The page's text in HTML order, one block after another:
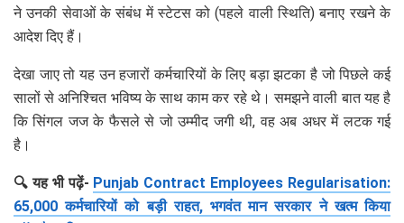
ने उनकी सेवाओं के संबंध में स्टेटस को (पहले वाली स्थिति) बनाए रखने के
आदेश दिए हैं।
देखा जाए तो यह उन हजारों कर्मचारियों के लिए बड़ा झटका है जो पिछले कई
सालों से अनिश्चित भविष्य के साथ काम कर रहे थे। समझने वाली बात यह है
कि सिंगल जज के फैसले से जो उम्मीद जगी थी, वह अब अधर में लटक गई
है।
🔍 यह भी पढ़ें- Punjab Contract Employees Regularisation:
65,000 कर्मचारियों को बड़ी राहत, भगवंत मान सरकार ने खत्म किया